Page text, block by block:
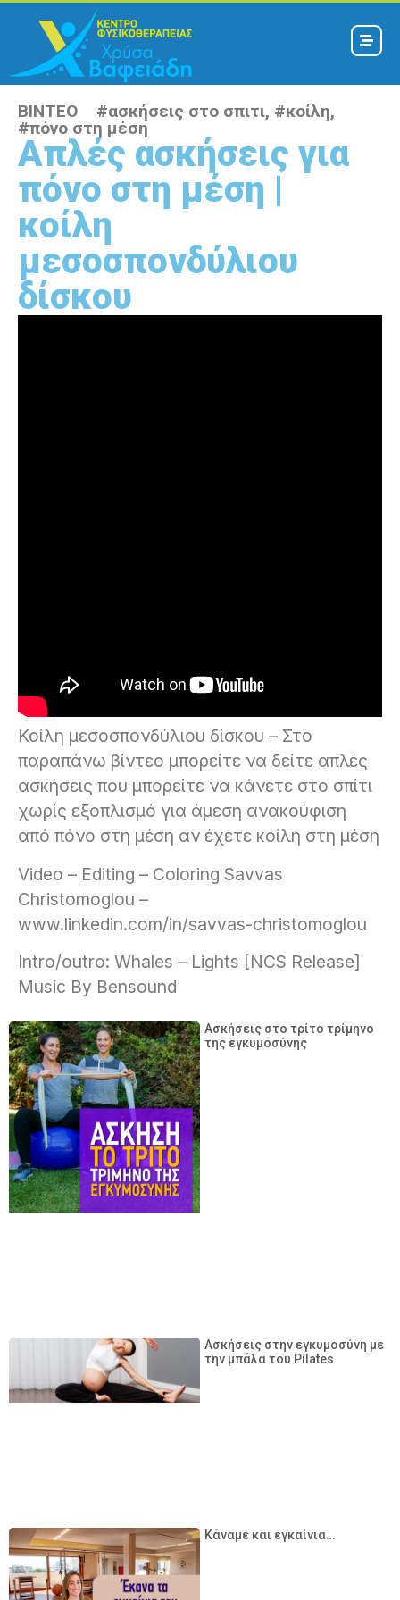
ΒΙΝΤΕΟ #ασκήσεις στο σπιτι, #κοίλη,
#πόνο στη μέση
Απλές ασκήσεις για
πόνο στη μέση |
κοίλη
μεσοσπονδύλιου
δίσκου
Κοίλη μεσοσπονδύλιου δίσκου – Στο
παραπάνω βίντεο μπορείτε να δείτε απλές
ασκήσεις που μπορείτε να κάνετε στο σπίτι
χωρίς εξοπλισμό για άμεση ανακούφιση
από πόνο στη μέση αν έχετε κοίλη στη μέση
Video – Editing – Coloring Savvas
Christomoglou –
www.linkedin.com/in/savvas-christomoglou
Intro/outro: Whales – Lights [NCS Release]
Music By Bensound
Ασκήσεις στο τρίτο τρίμηνο
της εγκυμοσύνης
Ασκήσεις στην εγκυμοσύνη με
την μπάλα του Pilates
Κάναμε και εγκαίνια…